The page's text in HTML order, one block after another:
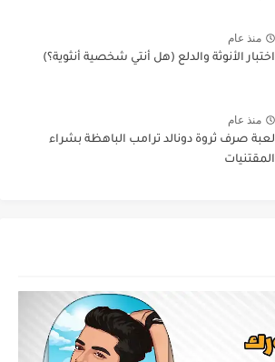
منذ عام
اختبار الأنوثة والدلع (هل أنتي شخصية أنثوية؟)
منذ عام
لعبة صرف ثروة دونالد ترامب الباهظة بشراء
المقتنيات